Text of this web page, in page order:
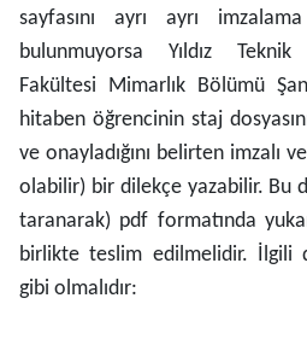
sayfasını ayrı ayrı
bulunmuyorsa Yıldız
Fakültesi Mimarlık Bölümü
hitaben öğrencinin staj
ve onayladığını belirten imzalı
olabilir) bir dilekçe yazabilir. Bu
taranarak) pdf formatında
birlikte teslim edilmelidir. İlgili
gibi olmalıdır: